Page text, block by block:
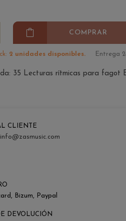
COMPRAR
2 unidades disponibles. Entrega
35 Lecturas rítmicas para fagot
CLIENTE
info@zasmusic.com
Bizum, Paypal
DEVOLUCIÓN